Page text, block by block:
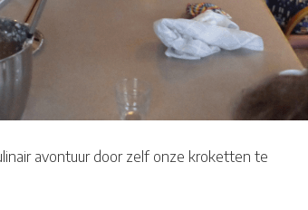
avontuur door zelf onze kroketten te